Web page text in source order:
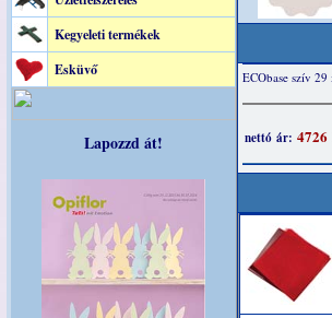
Kegyeleti termékek
Esküvő
Lapozzd át!